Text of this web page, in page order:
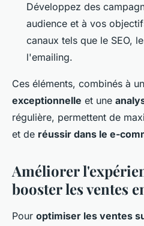
Développez des
audience et à vos
canaux tels que le SEO,
l'emailing.
Ces éléments, combinés à
exceptionnelle et une
régulière, permettent de
et de réussir dans le e-
Améliorer
booster les ventes
Pour optimiser les ventes